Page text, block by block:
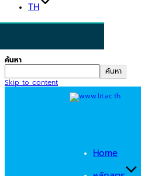
TH
ค้นหา
ค้นหา
Skip to content
Home